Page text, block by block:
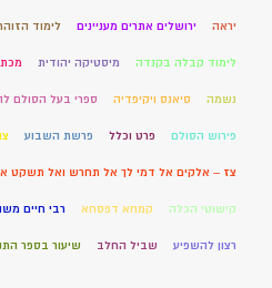
יראה ירושלים אתרים מעניינים לימוד
לימוד קבלה בקנדה מיסטיקה יהודית מכת
נשמה סיאנס ויקיפדיה ספרי בעל הסולם
פירוש הסולם פרט וכלל פרשת השבוע
צז – אלקים אל דמי לך אל תחרש ואל תשקט
קישוטי הכלה קמחא דפסחא רבי חיים
רצון להשפיע שביל החלב שיעור בספר